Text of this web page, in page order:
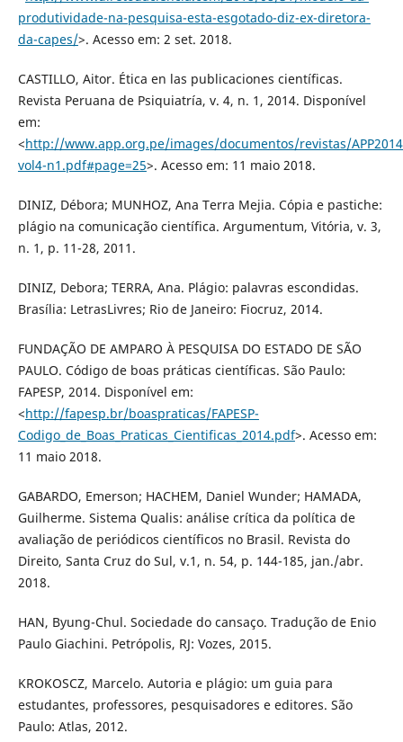
produtividade-na-pesquisa-esta-esgotado-diz-ex-diretora-
da-capes/>. Acesso em: 2 set. 2018.
CASTILLO, Aitor. Ética en las publicaciones científicas.
Revista Peruana de Psiquiatría, v. 4, n. 1, 2014. Disponível
em:
<http://www.app.org.pe/images/documentos/revistas/
vol4-n1.pdf#page=25>. Acesso em: 11 maio 2018.
DINIZ, Débora; MUNHOZ, Ana Terra Mejia. Cópia e pastiche:
plágio na comunicação científica. Argumentum, Vitória, v. 3,
n. 1, p. 11-28, 2011.
DINIZ, Debora; TERRA, Ana. Plágio: palavras escondidas.
Brasília: LetrasLivres; Rio de Janeiro: Fiocruz, 2014.
FUNDAÇÃO DE AMPARO À PESQUISA DO ESTADO DE SÃO
PAULO. Código de boas práticas científicas. São Paulo:
FAPESP, 2014. Disponível em:
<http://fapesp.br/boaspraticas/FAPESP-
Codigo_de_Boas_Praticas_Cientificas_2014.pdf>. Acesso em:
11 maio 2018.
GABARDO, Emerson; HACHEM, Daniel Wunder; HAMADA,
Guilherme. Sistema Qualis: análise crítica da política de
avaliação de periódicos científicos no Brasil. Revista do
Direito, Santa Cruz do Sul, v.1, n. 54, p. 144-185, jan./abr.
2018.
HAN, Byung-Chul. Sociedade do cansaço. Tradução de Enio
Paulo Giachini. Petrópolis, RJ: Vozes, 2015.
KROKOSCZ, Marcelo. Autoria e plágio: um guia para
estudantes, professores, pesquisadores e editores. São
Paulo: Atlas, 2012.